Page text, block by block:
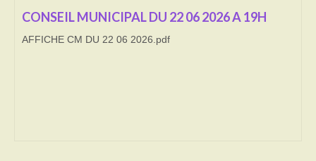
LE BRULAGE DES VEGETAUX
DECHETS VERTS
CONSEIL MUNICIPAL DU 22 06 2026 A 19H
AFFICHE CM DU 22 06 2026.pdf